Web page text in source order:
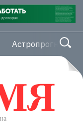
Астропрогноз